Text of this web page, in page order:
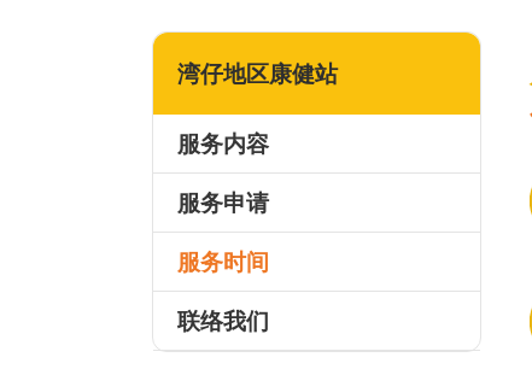
湾仔地区康健站
服务内容
服务申请
服务时间
联络我们